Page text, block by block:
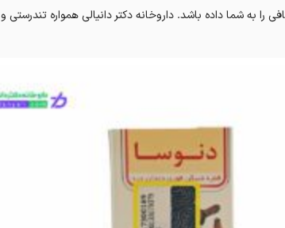
را به شما داده باشد. داروخانه دکتر دانیالی همواره تندرستی